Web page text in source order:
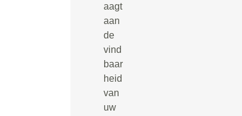
aagt
aan
de
vind
baar
heid
van
uw